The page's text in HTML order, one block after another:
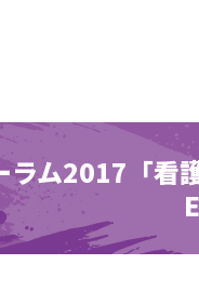
ラム2017「看